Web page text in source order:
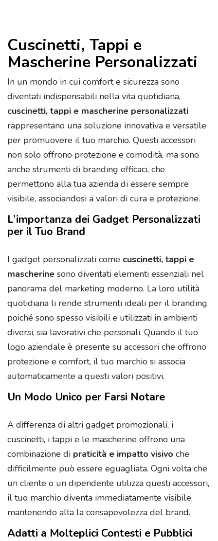
Cuscinetti, Tappi e
Mascherine Personalizzati
In un mondo in cui comfort e sicurezza sono
diventati indispensabili nella vita quotidiana,
cuscinetti, tappi e mascherine personalizzati
rappresentano una soluzione innovativa e versatile
per promuovere il tuo marchio. Questi accessori
non solo offrono protezione e comodità, ma sono
anche strumenti di branding efficaci, che
permettono alla tua azienda di essere sempre
visibile, associandosi a valori di cura e protezione.
L’importanza dei Gadget Personalizzati
per il Tuo Brand
I gadget personalizzati come cuscinetti, tappi e
mascherine sono diventati elementi essenziali nel
panorama del marketing moderno. La loro utilità
quotidiana li rende strumenti ideali per il branding,
poiché sono spesso visibili e utilizzati in ambienti
diversi, sia lavorativi che personali. Quando il tuo
logo aziendale è presente su accessori che offrono
protezione e comfort, il tuo marchio si associa
automaticamente a questi valori positivi.
Un Modo Unico per Farsi Notare
A differenza di altri gadget promozionali, i
cuscinetti, i tappi e le mascherine offrono una
combinazione di praticità e impatto visivo che
difficilmente può essere eguagliata. Ogni volta che
un cliente o un dipendente utilizza questi accessori,
il tuo marchio diventa immediatamente visibile,
mantenendo alta la consapevolezza del brand.
Adatti a Molteplici Contesti e Pubblici